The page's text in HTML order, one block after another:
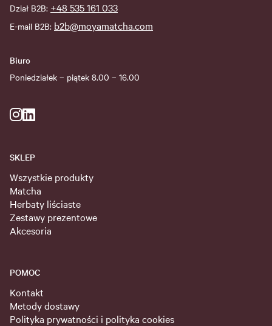
Dział B2B: +48 535 161 033
E-mail B2B: b2b@moyamatcha.com
Biuro
Poniedziałek – piątek 8.00 – 16.00
SKLEP
Wszystkie produkty
Matcha
Herbaty liściaste
Zestawy prezentowe
Akcesoria
POMOC
Kontakt
Metody dostawy
Polityka prywatności i polityka cookies